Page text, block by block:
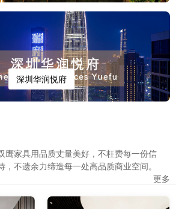
深圳华润悦府
鹰家具用品质丈量美好，不枉费每一份信
不遗余力缔造每一处高品质商业空间。
更多